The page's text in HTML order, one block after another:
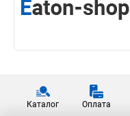
Каталог Оплата